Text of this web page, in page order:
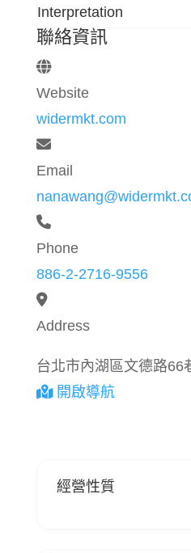
Interpretation
聯絡資訊
Website
widermkt.com
Email
Phone
886-2-2716-9556
Address
台北市內湖區文德路66
開啟導航
經營性質